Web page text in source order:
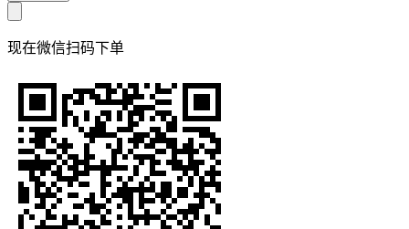
现在微信扫码下单